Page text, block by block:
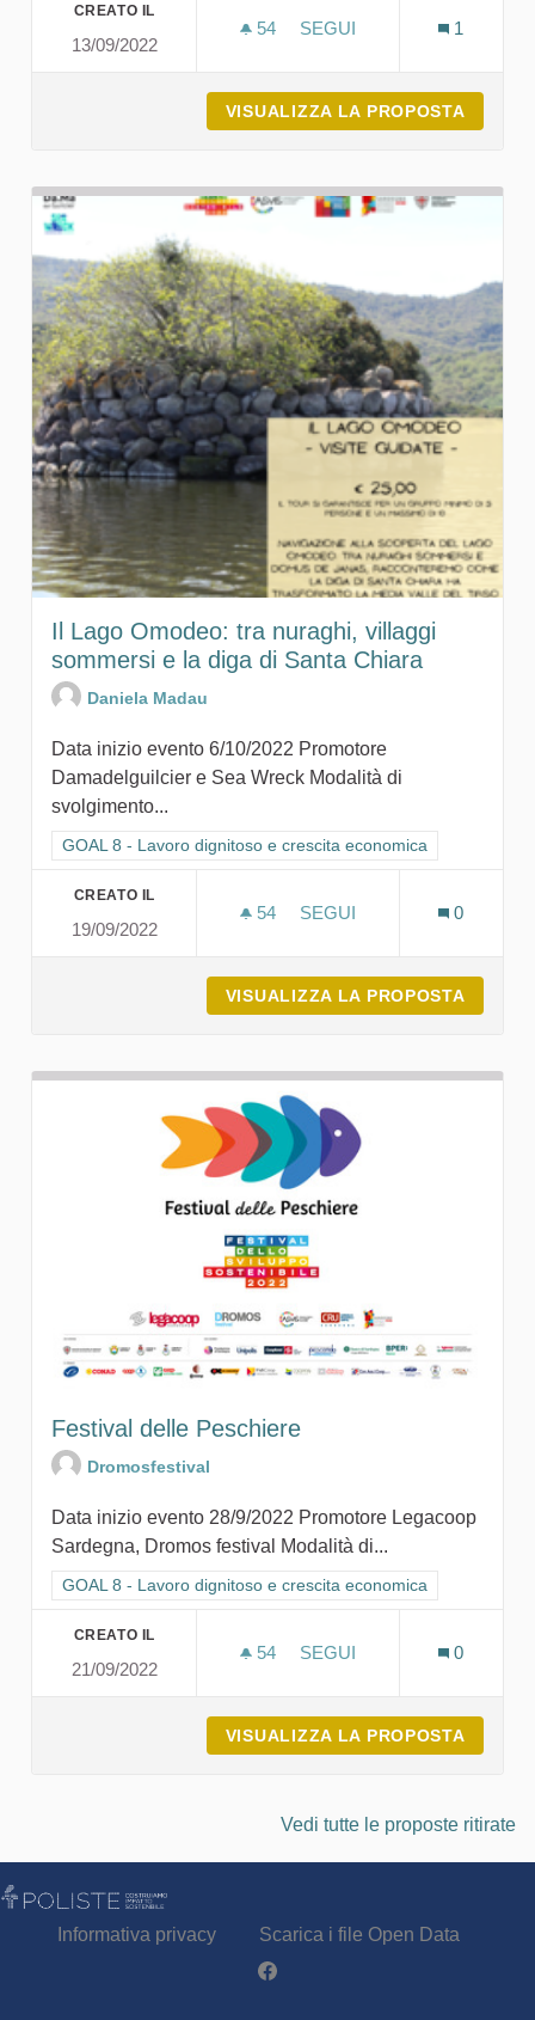
CREATO IL
13/09/2022
54 54 SOSTENITORI
SEGUI
1
VISUALIZZA LA PROPOSTA
Il Lago Omodeo: tra nuraghi, villaggi
sommersi e la diga di Santa Chiara
Daniela Madau
Data inizio evento 6/10/2022 Promotore
Damadelguilcier e Sea Wreck Modalità di
svolgimento...
Filtra i risultati per categoria: GOAL 8 - Lavoro dignitoso e
GOAL 8 - Lavoro dignitoso e crescita economica
CREATO IL
19/09/2022
54 54 SOSTENITORI
SEGUI
0
VISUALIZZA LA PROPOSTA
Festival delle Peschiere
Dromosfestival
Data inizio evento 28/9/2022 Promotore Legacoop
Sardegna, Dromos festival Modalità di...
Filtra i risultati per categoria: GOAL 8 - Lavoro dignitoso e
GOAL 8 - Lavoro dignitoso e crescita economica
CREATO IL
21/09/2022
54 54 SOSTENITORI
SEGUI
0
VISUALIZZA LA PROPOSTA
Vedi tutte le proposte ritirate
Informativa privacy
Scarica i file Open Data
Partecipa - Poliste su Facebook